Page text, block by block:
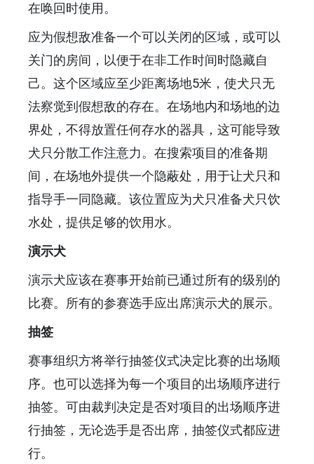
在唤回时使用。
应为假想敌准备一个可以关闭的区域，或可以
关门的房间，以便于在非工作时间时隐藏自
己。这个区域应至少距离场地5米，使犬只无
法察觉到假想敌的存在。在场地内和场地的边
界处，不得放置任何存水的器具，这可能导致
犬只分散工作注意力。在搜索项目的准备期
间，在场地外提供一个隐蔽处，用于让犬只和
指导手一同隐藏。该位置应为犬只准备犬只饮
水处，提供足够的饮用水。
演示犬
演示犬应该在赛事开始前已通过所有的级别的
比赛。所有的参赛选手应出席演示犬的展示。
抽签
赛事组织方将举行抽签仪式决定比赛的出场顺
序。也可以选择为每一个项目的出场顺序进行
抽签。可由裁判决定是否对项目的出场顺序进
行抽签，无论选手是否出席，抽签仪式都应进
行。